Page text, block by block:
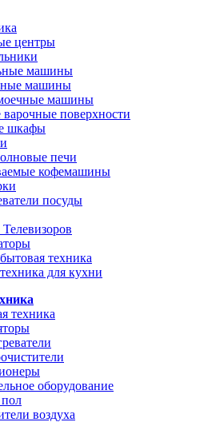
центры
машины
машины
машины
варочные поверхности
шкафы
печи
кофемашины
посуды
техника
для кухни
техника
оборудование
воздуха